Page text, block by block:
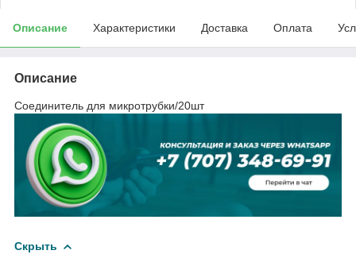
Описание Характеристики Доставка Оплата
Описание
Соединитель для микротрубки/20шт
Скрыть